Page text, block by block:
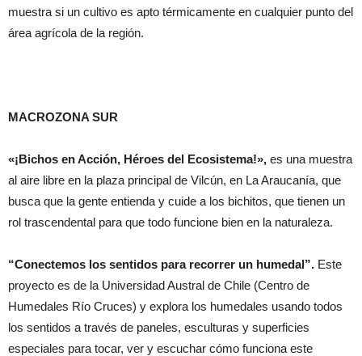
muestra si un cultivo es apto térmicamente en cualquier punto del
área agrícola de la región.
MACROZONA SUR
«¡Bichos en Acción, Héroes del Ecosistema!», es una muestra
al aire libre en la plaza principal de Vilcún, en La Araucanía, que
busca que la gente entienda y cuide a los bichitos, que tienen un
rol trascendental para que todo funcione bien en la naturaleza.
“Conectemos los sentidos para recorrer un humedal”. Este
proyecto es de la Universidad Austral de Chile (Centro de
Humedales Río Cruces) y explora los humedales usando todos
los sentidos a través de paneles, esculturas y superficies
especiales para tocar, ver y escuchar cómo funciona este